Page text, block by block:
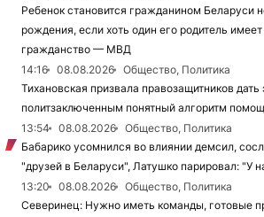
Ребенок становится гражданином Беларуси
рождения, если хоть один его родитель
гражданство — МВД
14:16
08.08.2026
Общество, Политика
Тихановская призвала правозащитников дать
политзаключенным понятный алгоритм
13:54
08.08.2026
Общество, Политика
Бабарико усомнился во влиянии демсил,
"друзей в Беларуси", Латушко парировал: "У
13:20
08.08.2026
Общество, Политика
Северинец: Нужно иметь команды, готовые